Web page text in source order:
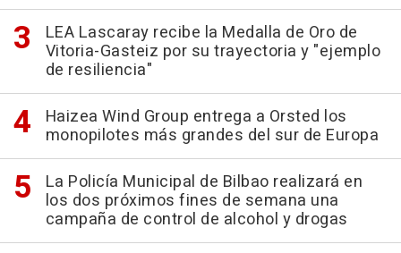
LEA Lascaray recibe la Medalla de Oro de
Vitoria-Gasteiz por su trayectoria y "ejemplo
de resiliencia"
Haizea Wind Group entrega a Orsted los
monopilotes más grandes del sur de Europa
La Policía Municipal de Bilbao realizará en
los dos próximos fines de semana una
campaña de control de alcohol y drogas